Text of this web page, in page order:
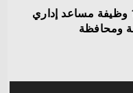
وظائف جدارات تعلن طرح 181 وظيفة مساعد إداري